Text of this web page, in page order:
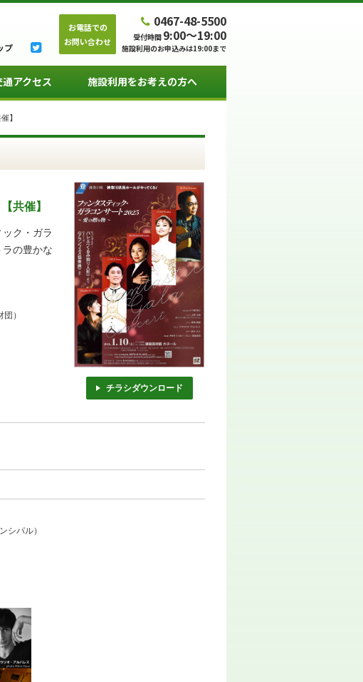
プ
お電話での
お問い合わせ
0467-48-5500
受付時間 9:00～19:00
施設利用のお申込みは19:00まで
通アクセス 施設利用をお考えの方へ
】
共催】
ク・ガラ
の豊かな
）
チラシダウンロード
シパル）